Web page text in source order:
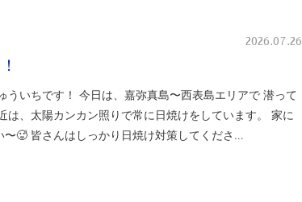
2026.07.26
ういちです！ 今日は、嘉弥真島〜西表島エリアで 潜って
は、太陽カンカン照りで常に日焼けをしています。 家に
〜🥵 皆さんはしっかり日焼け対策してくださ…